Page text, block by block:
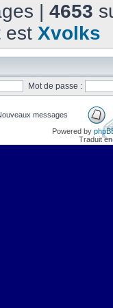
| 4653
est Xvolks
Mot de passe :
messages
Powered by
Traduit